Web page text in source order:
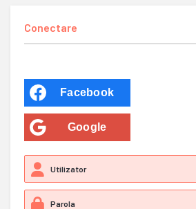
Conectare
Facebook
Google